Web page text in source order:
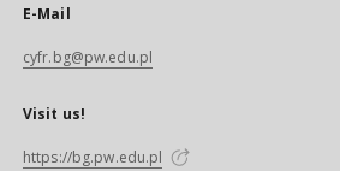
E-Mail
cyfr.bg@pw.edu.pl
Visit us!
https://bg.pw.edu.pl